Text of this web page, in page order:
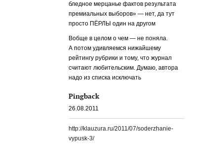
бледное мерцанье фактов результата
премиальных выборов» — нет, да тут
просто ПЁРЛЫ один на другом
Вобще в целом о чем — не поняла.
А потом удивляемся нижайшему
рейтингу рубрики и тому, что журнал
считают любительским. Думаю, автора
надо из списка исключать
Pingback
26.08.2011
http://klauzura.ru/2011/07/soderzhanie-
vypusk-3/